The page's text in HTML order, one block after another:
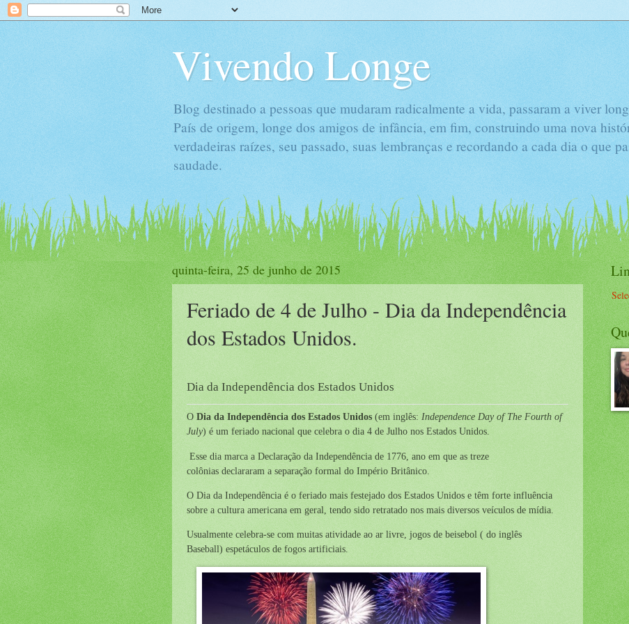
Vivendo Longe
Blog destinado a pessoas que mudaram radicalmente a vida, passaram a viver
País de origem, longe dos amigos de infância, em fim, construindo uma nova
verdadeiras raízes, seu passado, suas lembranças e recordando a cada dia o que
saudade.
quinta-feira, 25 de junho de 2015
Feriado de 4 de Julho - Dia da Independência
dos Estados Unidos.
Dia da Independência dos Estados Unidos
O Dia da Independência dos Estados Unidos (em inglês: Independence Day of The Fourth of
July) é um feriado nacional que celebra o dia 4 de Julho nos Estados Unidos.
Esse dia marca a Declaração da Independência de 1776, ano em que as treze
colônias declararam a separação formal do Império Britânico.
O Dia da Independência é o feriado mais festejado dos Estados Unidos e têm forte influência
sobre a cultura americana em geral, tendo sido retratado nos mais diversos veículos de mídia.
Usualmente celebra-se com muitas atividade ao ar livre, jogos de beisebol ( do inglês
Baseball) espetáculos de fogos artificiais.